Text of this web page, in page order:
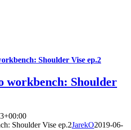
Shoulder Vise ep.2
workbench: Shoulder
Shoulder Vise ep.2JarekO2019-06-